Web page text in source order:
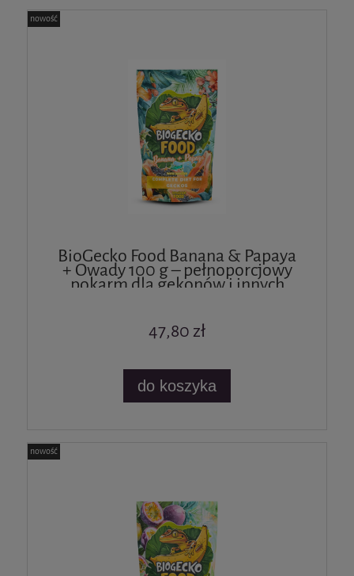
BioGecko Food Banana & Papaya
+ Owady 100 g – pełnoporcjowy
pokarm dla gekonów i innych
47,80 zł
do koszyka
nowość
nowość